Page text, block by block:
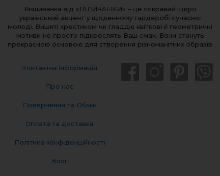
Вишиванка від «ГАЛИЧАНКИ» – це яскравий щиро
український акцент у щоденному гардеробі сучасної
молоді. Вишиті хрестиком чи гладдю квіткові й геометричні
мотиви не просто підкреслять Ваш смак. Вони стануть
прекрасною основою для створення різноманітних образів
Контактна інформація
Про нас
Повернення та Обмін
Оплата та доставка
Політика конфіденційності
Блог